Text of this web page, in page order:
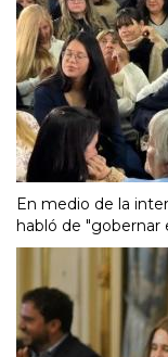
En medio de la
habló de "gobernar